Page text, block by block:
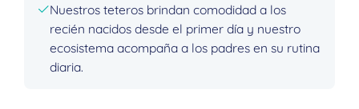
Nuestros teteros brindan comodidad a los
recién nacidos desde el primer día y nuestro
ecosistema acompaña a los padres en su rutina
diaria.